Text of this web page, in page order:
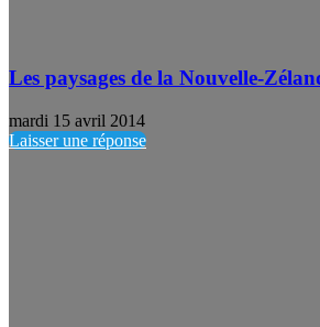
Les paysages de la Nouvelle-
mardi 15 avril 2014
Laisser une réponse